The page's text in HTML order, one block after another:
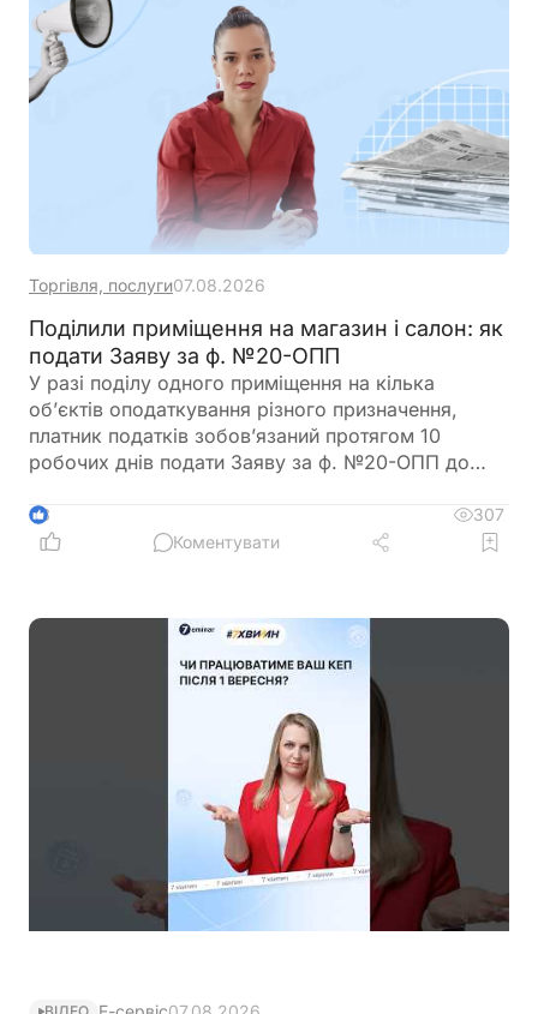
Торгівля, послуги07.08.2026
Поділили приміщення на магазин і салон: як
подати Заяву за ф. №20-ОПП
У разі поділу одного приміщення на кілька
об’єктів оподаткування різного призначення,
платник податків зобов’язаний протягом 10
робочих днів подати Заяву за ф. №20-ОПП до
інформацію про закриття попереднього об’єкта і
створення нових у різних рядках, кожному з яких
3
307
Коментувати